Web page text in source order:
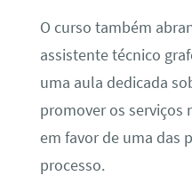
O curso também
assistente técnico
uma aula dedicada
promover os serviços
em favor de uma das
processo.